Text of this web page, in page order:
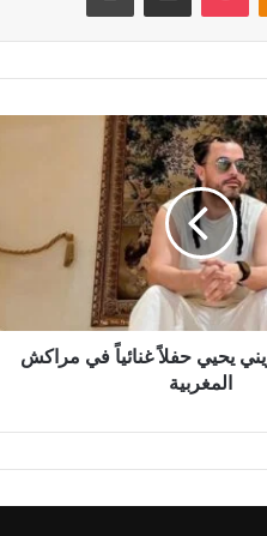
يحيي حفلاً غنائياً في مراكش
المغربية